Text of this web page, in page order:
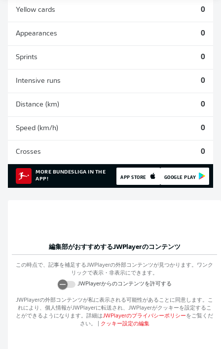
Yellow cards 0
Appearances 0
Sprints 0
Intensive runs 0
Distance (km) 0
Speed (km/h) 0
Crosses 0
MORE BUNDESLIGA IN THE
APP!
APP STORE GOOGLE PLAY
編集部がおすすめするJWPlayerのコンテンツ
この時点で、記事を補足するJWPlayerの外部コンテンツが見つかります。ワンク
リックで表示・非表示にできます。
JWPlayerからのコンテンツを許可する
JWPlayerの外部コンテンツが私に表示される可能性があることに同意します。こ
れにより、個人情報がJWPlayerに転送され、 JWPlayerがクッキーを設定するこ
とができるようになります。詳細はJWPlayerのプライバシーポリシーをご覧くだ
さい。
クッキー設定の編集